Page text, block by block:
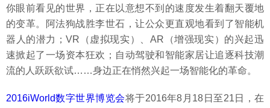
你眼前看见的世界，正在以意想不到的速度发生着翻天覆地
的变革。阿法狗战胜李世石，让公众更直观地看到了智能机
器人的潜力；VR（虚拟现实）、AR（增强现实）的兴起迅
速掀起了一场资本狂欢；自动驾驶和智能家居让追逐科技潮
流的人跃跃欲试……身边正在悄然兴起一场智能化的革命。
2016iWorld数字世界博览会将于2016年8月18日至21日，在